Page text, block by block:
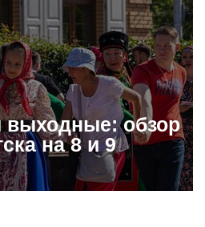
выходные: обзор
на 8 и 9